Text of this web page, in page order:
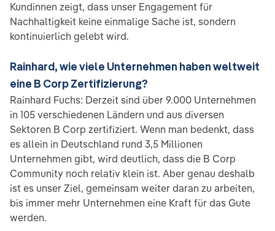
Kundinnen zeigt, dass unser Engagement für
Nachhaltigkeit keine einmalige Sache ist, sondern
kontinuierlich gelebt wird.
Rainhard, wie viele Unternehmen haben weltweit
eine B Corp Zertifizierung?
Rainhard Fuchs: Derzeit sind über 9.000 Unternehmen
in 105 verschiedenen Ländern und aus diversen
Sektoren B Corp zertifiziert. Wenn man bedenkt, dass
es allein in Deutschland rund 3,5 Millionen
Unternehmen gibt, wird deutlich, dass die B Corp
Community noch relativ klein ist. Aber genau deshalb
ist es unser Ziel, gemeinsam weiter daran zu arbeiten,
bis immer mehr Unternehmen eine Kraft für das Gute
werden.